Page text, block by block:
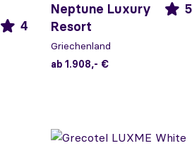
4
Neptune Luxury
Resort
5
Griechenland
ab 1.908,- €